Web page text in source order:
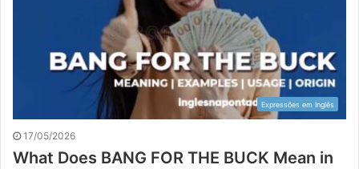
Expressões em Inglês
17/05/2026
What Does BANG FOR THE BUCK Mean in